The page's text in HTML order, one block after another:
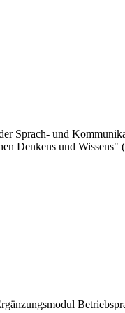
Sprach- und
Denkens und Wissens"